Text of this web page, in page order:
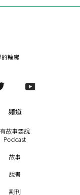
輪廓
頻道
有故事要說
Podcast
故事
說書
副刊